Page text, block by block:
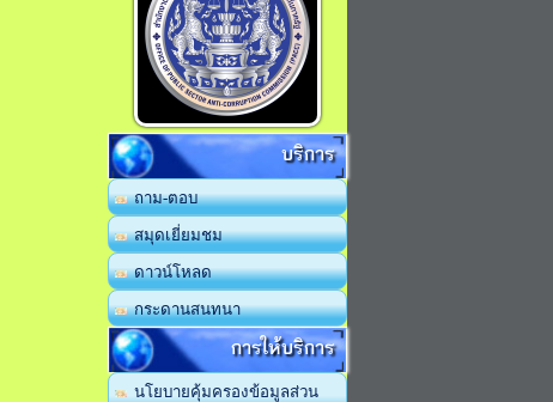
บริการ
ถาม-ตอบ
สมุดเยี่ยมชม
ดาวน์โหลด
กระดานสนทนา
การให้บริการ
นโยบายคุ้มครองข้อมูลส่วน